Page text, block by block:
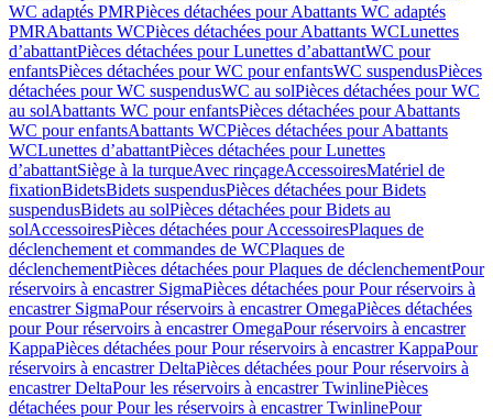
WC adaptés PMRPièces détachées pour Abattants WC adaptés
PMRAbattants WCPièces détachées pour Abattants WCLunettes
d’abattantPièces détachées pour Lunettes d’abattantWC pour
enfantsPièces détachées pour WC pour enfantsWC suspendusPièces
détachées pour WC suspendusWC au solPièces détachées pour WC
au solAbattants WC pour enfantsPièces détachées pour Abattants
WC pour enfantsAbattants WCPièces détachées pour Abattants
WCLunettes d’abattantPièces détachées pour Lunettes
d’abattantSiège à la turqueAvec rinçageAccessoiresMatériel de
fixationBidetsBidets suspendusPièces détachées pour Bidets
suspendusBidets au solPièces détachées pour Bidets au
solAccessoiresPièces détachées pour AccessoiresPlaques de
déclenchement et commandes de WCPlaques de
déclenchementPièces détachées pour Plaques de déclenchementPour
réservoirs à encastrer SigmaPièces détachées pour Pour réservoirs à
encastrer SigmaPour réservoirs à encastrer OmegaPièces détachées
pour Pour réservoirs à encastrer OmegaPour réservoirs à encastrer
KappaPièces détachées pour Pour réservoirs à encastrer KappaPour
réservoirs à encastrer DeltaPièces détachées pour Pour réservoirs à
encastrer DeltaPour les réservoirs à encastrer TwinlinePièces
détachées pour Pour les réservoirs à encastrer TwinlinePour